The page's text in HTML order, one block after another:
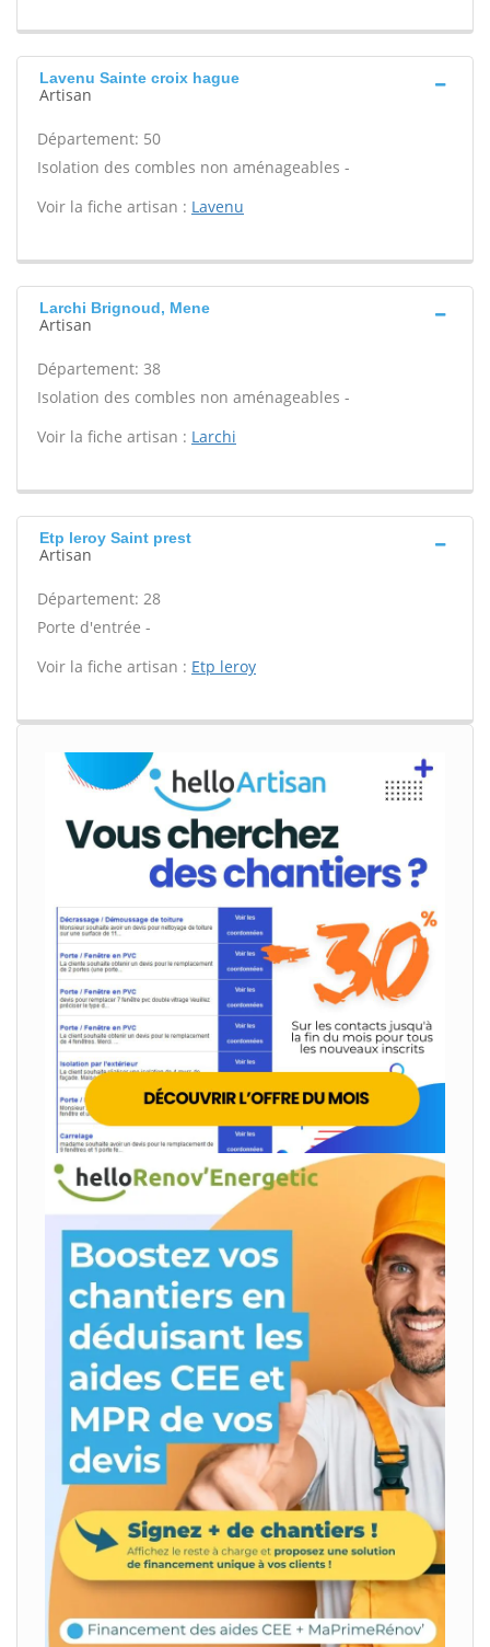
Lavenu Sainte croix hague
Artisan
Département: 50
Isolation des combles non aménageables -
Voir la fiche artisan : Lavenu
Larchi Brignoud, Mene
Artisan
Département: 38
Isolation des combles non aménageables -
Voir la fiche artisan : Larchi
Etp leroy Saint prest
Artisan
Département: 28
Porte d'entrée -
Voir la fiche artisan : Etp leroy